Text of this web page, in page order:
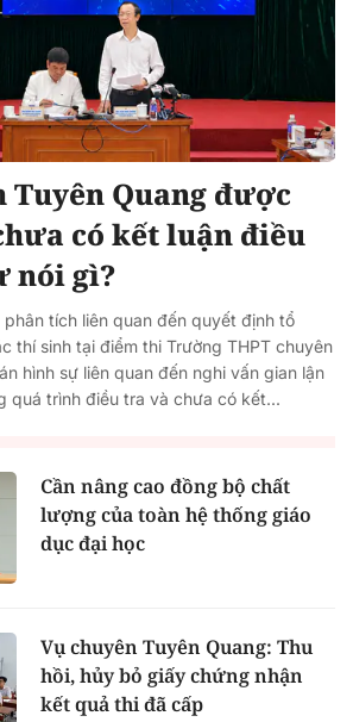
Tuyên Quang được
có kết luận điều
nói gì?
tích liên quan đến quyết định tổ
thí sinh tại điểm thi Trường THPT chuyên
hình sự liên quan đến nghi vấn gian lận
quá trình điều tra và chưa có kết...
Cần nâng cao đồng bộ chất
lượng của toàn hệ thống giáo
dục đại học
Vụ chuyên Tuyên Quang: Thu
hồi, hủy bỏ giấy chứng nhận
kết quả thi đã cấp